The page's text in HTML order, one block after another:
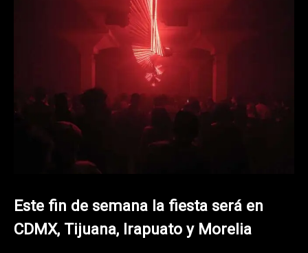
Este fin de semana la fiesta será en
CDMX, Tijuana, Irapuato y Morelia